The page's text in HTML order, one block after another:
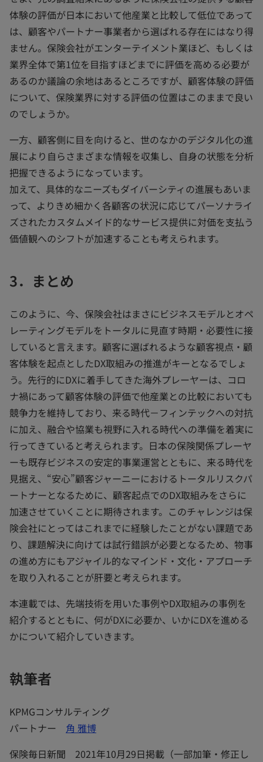
体験の評価が日本において他産業と比較して低位であって
は、顧客やパートナー事業者から選ばれる存在にはなり得
ません。保険会社がエンターテイメント業ほど、もしくは
業界全体で第1位を目指すほどまでに評価を高める必要が
あるのか議論の余地はあるところですが、顧客体験の評価
について、保険業界に対する評価の位置はこのままで良い
のでしょうか。
一方、顧客側に目を向けると、世のなかのデジタル化の進
展により自らさまざまな情報を収集し、自身の状態を分析
把握できるようになっています。
加えて、具体的なニーズもダイバーシティの進展もあいま
って、よりきめ細かく各顧客の状況に応じてパーソナライ
ズされたカスタムメイド的なサービス提供に対価を支払う
価値観へのシフトが加速することも考えられます。
3．まとめ
このように、今、保険会社はまさにビジネスモデルとオペ
レーティングモデルをトータルに見直す時期・必要性に接
していると言えます。顧客に選ばれるような顧客視点・顧
客体験を起点としたDX取組みの推進がキーとなるでしょ
う。先行的にDXに着手してきた海外プレーヤーは、コロ
ナ禍にあって顧客体験の評価で他産業との比較においても
競争力を維持しており、来る時代－フィンテックへの対抗
に加え、融合や協業も視野に入れる時代への準備を着実に
行ってきていると考えられます。日本の保険関係プレーヤ
ーも既存ビジネスの安定的事業運営とともに、来る時代を
見据え、“安心”顧客ジャーニーにおけるトータルリスクパ
ートナーとなるために、顧客起点でのDX取組みをさらに
加速させていくことに期待されます。このチャレンジは保
険会社にとってはこれまでに経験したことがない課題であ
り、課題解決に向けては試行錯誤が必要となるため、物事
の進め方にもアジャイル的なマインド・文化・アプローチ
を取り入れることが肝要と考えられます。
本連載では、先端技術を用いた事例やDX取組みの事例を
紹介するとともに、何がDXに必要か、いかにDXを進める
かについて紹介していきます。
執筆者
KPMGコンサルティング
パートナー 角 雅博
保険毎日新聞 2021年10月29日掲載（一部加筆・修正し